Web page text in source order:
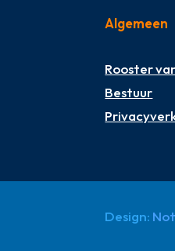
Algemeen
Rooster
Bestuur
Design: